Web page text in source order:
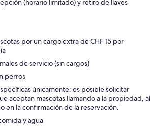
(horario limitado) y retiro de llaves
por un cargo extra de CHF 15 por
de servicio (sin cargos)
perros
únicamente: es posible solicitar
aceptan mascotas llamando a la propiedad, al
en la confirmación de la reservación.
y agua